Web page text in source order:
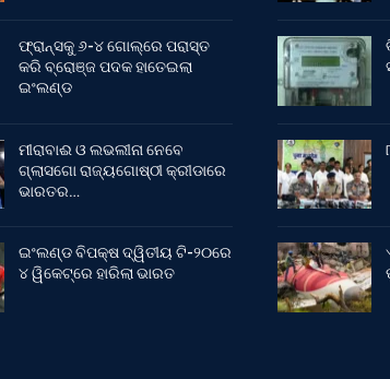
ଫ୍ରାନ୍ସକୁ ୬-୪ ଗୋଲ୍‌ରେ ପରାସ୍ତ
କରି ବ୍ରୋଞ୍ଜ ପଦକ ହାତେଇଲା
ଇଂଲଣ୍ଡ
ମୀରାବାଈ ଓ ଲଭଲୀନା ନେବେ
ଗ୍ଲାସଗୋ ରାଜ୍ୟଗୋଷ୍ଠୀ କ୍ରୀଡାରେ
ଭାରତର…
ଇଂଲଣ୍ଡ ବିପକ୍ଷ ଦ୍ୱିତୀୟ ଟି-୨୦ରେ
୪ ୱିକେଟ୍‌ରେ ହାରିଲା ଭାରତ